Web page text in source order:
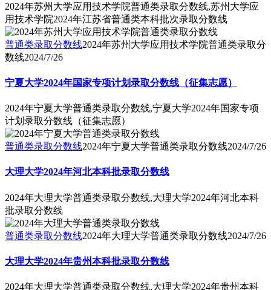
2024年苏州大学应用技术学院普通类录取分数线,苏州大学应
用技术学院2024年江苏省普通类本科批次录取分数线
普通类录取分数线2024年苏州大学应用技术学院普通类录取分
数线2024/7/26
宁夏大学2024年国家专项计划录取分数线（征集志愿）
2024年宁夏大学普通类录取分数线,宁夏大学2024年国家专项
计划录取分数线（征集志愿）
普通类录取分数线2024年宁夏大学普通类录取分数线2024/7/26
大理大学2024年河北本科批录取分数线
2024年大理大学普通类录取分数线,大理大学2024年河北本科
批录取分数线
普通类录取分数线2024年大理大学普通类录取分数线2024/7/26
大理大学2024年贵州本科批录取分数线
2024年大理大学普通类录取分数线,大理大学2024年贵州本科